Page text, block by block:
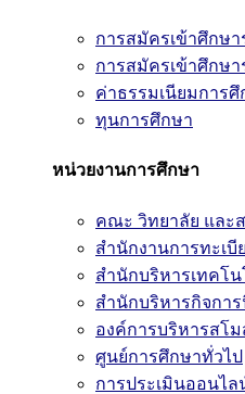
การสมัครเข้าศึก
การสมัครเข้าศึกษ
ค่าธรรมเนียมการศึ
ทุนการศึกษา
หน่วยงานการศึกษา
คณะ วิทยาลัย และ
สำนักงานการทะเบี
สำนักบริหารเทคโ
สำนักบริหารกิจกา
องค์การบริหารสโ
ศูนย์การศึกษาทั่วไป
การประเมินออนไล